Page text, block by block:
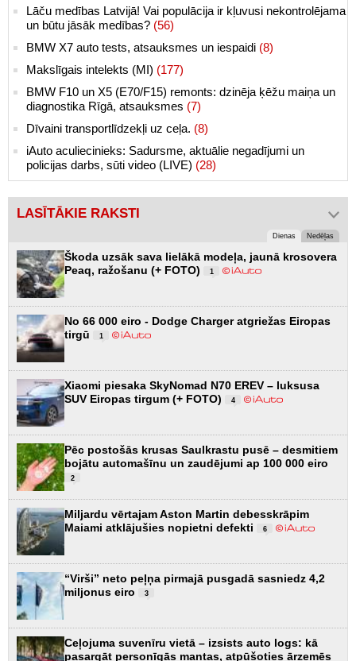
Lāču medības Latvijā! Vai populācija ir kļuvusi nekontrolējama
un būtu jāsāk medības? (56)
BMW X7 auto tests, atsauksmes un iespaidi (8)
Makslīgais intelekts (MI) (177)
BMW F10 un X5 (E70/F15) remonts: dzinēja ķēžu maiņa un
diagnostika Rīgā, atsauksmes (7)
Dīvaini transportlīdzekļi uz ceļa. (8)
iAuto aculiecinieks: Sadursme, aktuālie negadījumi un
policijas darbs, sūti video (LIVE) (28)
LASĪTĀKIE RAKSTI
Dienas Nedēļas
Škoda uzsāk sava lielākā modeļa, jaunā krosovera
Peaq, ražošanu (+ FOTO)
1
No 66 000 eiro - Dodge Charger atgriežas Eiropas
tirgū
1
Xiaomi piesaka SkyNomad N70 EREV – luksusa
SUV Eiropas tirgum (+ FOTO)
4
Pēc postošās krusas Saulkrastu pusē – desmitiem
bojātu automašīnu un zaudējumi ap 100 000 eiro
2
Miljardu vērtajam Aston Martin debesskrāpim
Maiami atklājušies nopietni defekti
6
“Virši” neto peļņa pirmajā pusgadā sasniedz 4,2
miljonus eiro
3
Ceļojuma suvenīru vietā – izsists auto logs: kā
pasargāt personīgās mantas, atpūšoties ārzemēs